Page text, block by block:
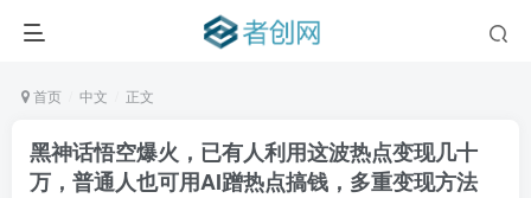
首页 中文 正文
黑神话悟空爆火，已有人利用这波热点变现几十
万，普通人也可用AI蹭热点搞钱，多重变现方法